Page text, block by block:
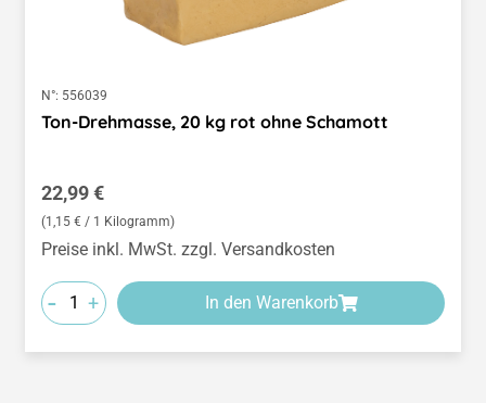
N°: 556039
Ton-Drehmasse, 20 kg rot ohne Schamott
Regulärer Preis:
22,99 €
(1,15 € / 1 Kilogramm)
Preise inkl. MwSt. zzgl. Versandkosten
- + In den Warenkorb